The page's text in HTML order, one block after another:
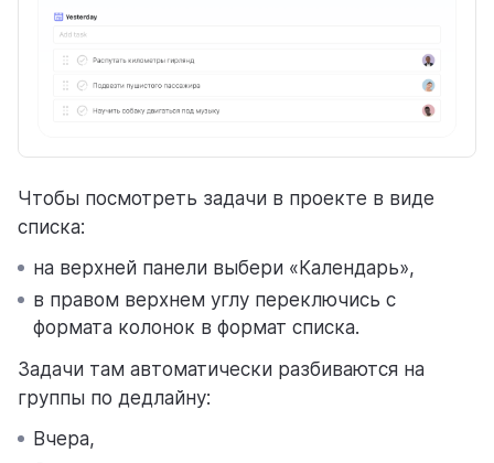
Чтобы посмотреть задачи в проекте в виде
списка:
на верхней панели выбери «Календарь»,
в правом верхнем углу переключись с
формата колонок в формат списка.
Задачи там автоматически разбиваются на
группы по дедлайну:
Вчера,